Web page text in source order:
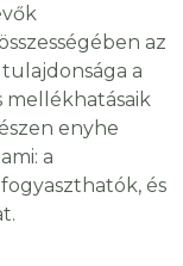
az
a
mellékhatásaik
enyhe
a
és